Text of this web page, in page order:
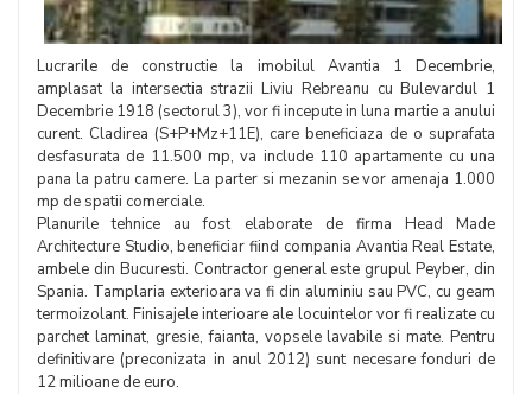
Lucrarile de constructie la imobilul Avantia 1 Decembrie,
amplasat la intersectia strazii Liviu Rebreanu cu Bulevardul 1
Decembrie 1918 (sectorul 3), vor fi incepute in luna martie a anului
curent. Cladirea (S+P+Mz+11E), care beneficiaza de o suprafata
desfasurata de 11.500 mp, va include 110 apartamente cu una
pana la patru camere. La parter si mezanin se vor amenaja 1.000
mp de spatii comerciale.
Planurile tehnice au fost elaborate de firma Head Made
Architecture Studio, beneficiar fiind compania Avantia Real Estate,
ambele din Bucuresti. Contractor general este grupul Peyber, din
Spania. Tamplaria exterioara va fi din aluminiu sau PVC, cu geam
termoizolant. Finisajele interioare ale locuintelor vor fi realizate cu
parchet laminat, gresie, faianta, vopsele lavabile si mate. Pentru
definitivare (preconizata in anul 2012) sunt necesare fonduri de
12 milioane de euro.